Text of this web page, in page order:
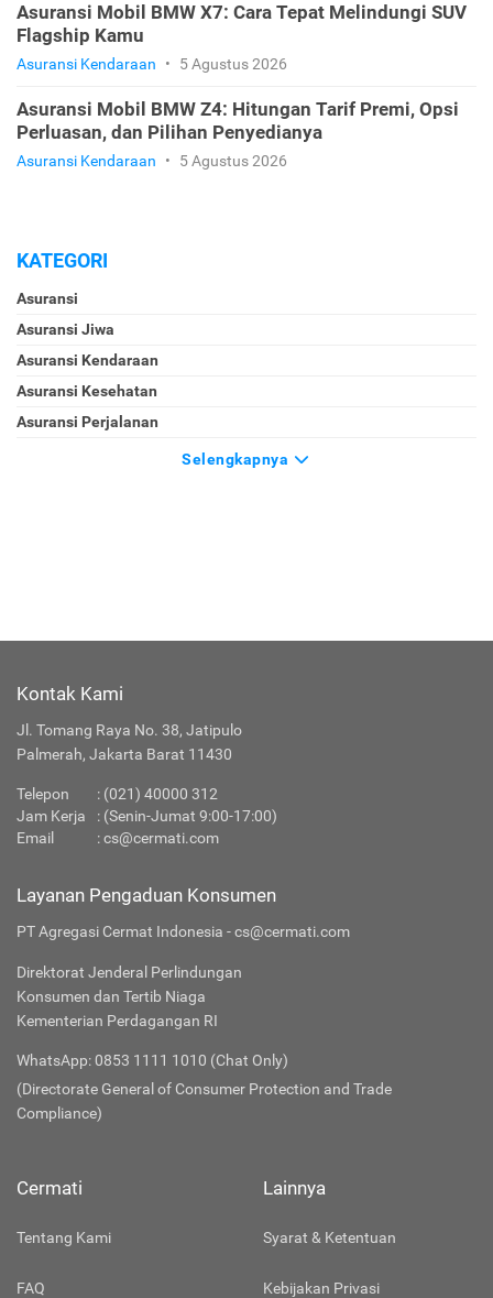
Asuransi Mobil BMW X7: Cara Tepat Melindungi SUV
Flagship Kamu
Asuransi Kendaraan • 5 Agustus 2026
Asuransi Mobil BMW Z4: Hitungan Tarif Premi, Opsi
Perluasan, dan Pilihan Penyedianya
Asuransi Kendaraan • 5 Agustus 2026
KATEGORI
Asuransi
Asuransi Jiwa
Asuransi Kendaraan
Asuransi Kesehatan
Asuransi Perjalanan
Selengkapnya
Kontak Kami
Jl. Tomang Raya No. 38, Jatipulo
Palmerah, Jakarta Barat 11430
Telepon : (021) 40000 312
Jam Kerja
: (Senin-Jumat 9:00-17:00)
Email
:cs@cermati.com
Layanan Pengaduan Konsumen
PT Agregasi Cermat Indonesia - cs@cermati.com
Direktorat Jenderal Perlindungan
Konsumen dan Tertib Niaga
Kementerian Perdagangan RI
WhatsApp: 0853 1111 1010 (Chat Only)
(Directorate General of Consumer Protection and Trade
Compliance)
Cermati
Tentang Kami
FAQ
Lainnya
Syarat & Ketentuan
Kebijakan Privasi